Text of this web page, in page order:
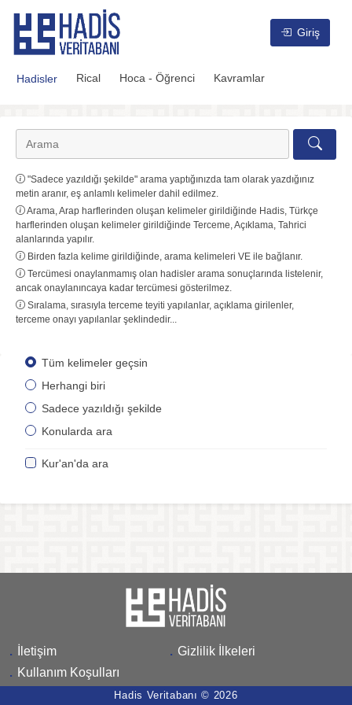
Hadis Veritabanı
Hadisler Rical Hoca - Öğrenci Kavramlar
Giriş
"Sadece yazıldığı şekilde" arama yaptığınızda tam olarak yazdığınız
metin aranır, eş anlamlı kelimeler dahil edilmez.
Arama, Arap harflerinden oluşan kelimeler girildiğinde Hadis, Türkçe
harflerinden oluşan kelimeler girildiğinde Terceme, Açıklama, Tahrici
alanlarında yapılır.
Birden fazla kelime girildiğinde, arama kelimeleri VE ile bağlanır.
Tercümesi onaylanmamış olan hadisler arama sonuçlarında listelenir,
ancak onaylanıncaya kadar tercümesi gösterilmez.
Sıralama, sırasıyla terceme teyiti yapılanlar, açıklama girilenler,
terceme onayı yapılanlar şeklindedir...
Tüm kelimeler geçsin
Herhangi biri
Sadece yazıldığı şekilde
Konularda ara
Kur'an'da ara
. İletişim . Gizlilik İlkeleri
. Kullanım Koşulları
Hadis Veritabanı © 2026